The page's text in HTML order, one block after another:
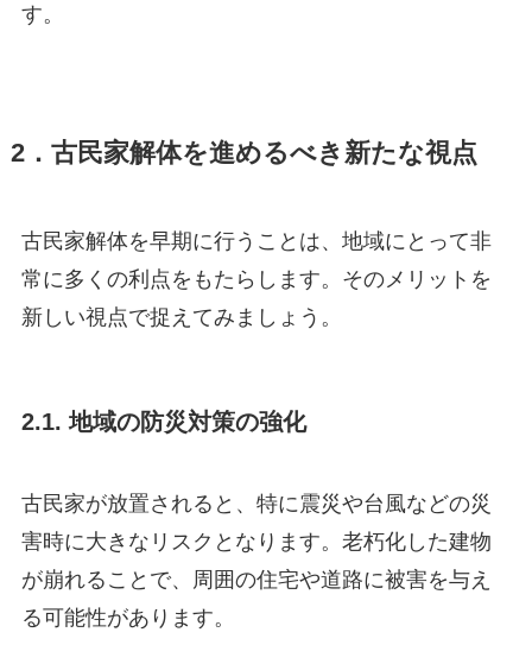
す。
2．古民家解体を進めるべき新たな視点
古民家解体を早期に行うことは、地域にとって非
常に多くの利点をもたらします。そのメリットを
新しい視点で捉えてみましょう。
2.1. 地域の防災対策の強化
古民家が放置されると、特に震災や台風などの災
害時に大きなリスクとなります。老朽化した建物
が崩れることで、周囲の住宅や道路に被害を与え
る可能性があります。